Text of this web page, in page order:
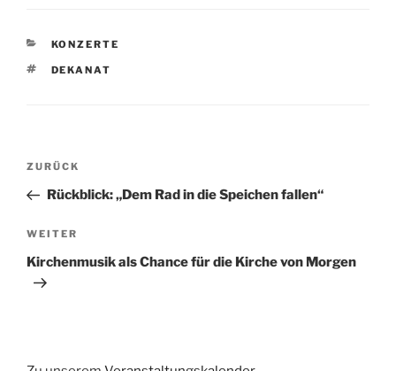
KATEGORIEN
KONZERTE
SCHLAGWÖRTER
DEKANAT
Beitragsnavigation
Vorheriger
Beitrag
ZURÜCK
Rückblick: „Dem Rad in die Speichen fallen“
Nächster
Beitrag
WEITER
Kirchenmusik als Chance für die Kirche von Morgen